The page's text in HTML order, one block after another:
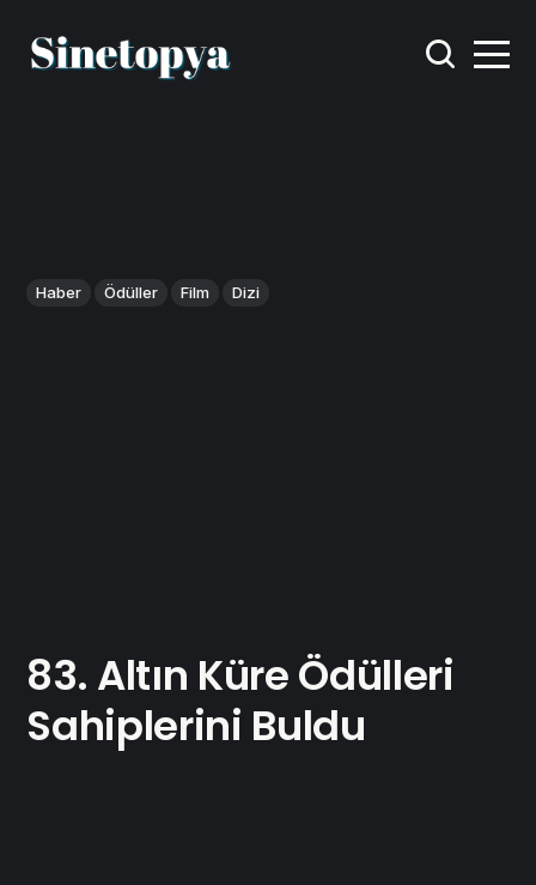
Haber Ödüller Film Dizi
83. Altın Küre Ödülleri
Sahiplerini Buldu